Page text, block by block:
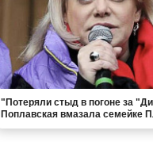
"Потеряли стыд в погоне за
Поплавская вмазала семейке